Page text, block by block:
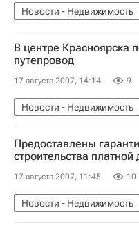
Новости - Недвижимость
Коммерческая
В центре Красноярска
путепровод
17 августа 2007, 14:14 9
Новости - Недвижимость
Предоставлены
строительства платной
17 августа 2007, 11:45 10
Новости - Недвижимость